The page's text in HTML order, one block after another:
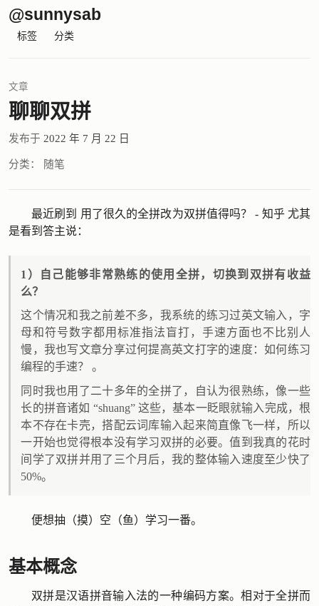
@sunnysab
标签 分类
文章
聊聊双拼
发布于 2022 年 7 月 22 日
分类： 随笔
最近刷到 用了很久的全拼改为双拼值得吗？ - 知乎尤其
是看到答主说：
1）自己能够非常熟练的使用全拼，切换到双拼有收益
么？
这个情况和我之前差不多，我系统的练习过英文输入，字
母和符号数字都用标准指法盲打，手速方面也不比别人
慢，我也写文章分享过何提高英文打字的速度：如何练习
编程的手速？ 。
同时我也用了二十多年的全拼了，自认为很熟练，像一些
长的拼音诸如 “shuang” 这些，基本一眨眼就输入完成，根
本不存在卡壳，搭配云词库输入起来简直像飞一样，所以
一开始也觉得根本没有学习双拼的必要。值到我真的花时
间学了双拼并用了三个月后，我的整体输入速度至少快了
50%。
便想抽（摸）空（鱼）学习一番。
基本概念
双拼是汉语拼音输入法的一种编码方案。相对于全拼而